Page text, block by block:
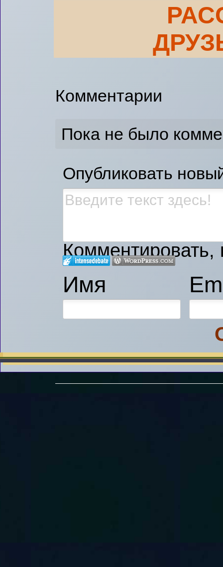
Комментарии
Пока не было
Опубликовать
Комментировать,
Имя